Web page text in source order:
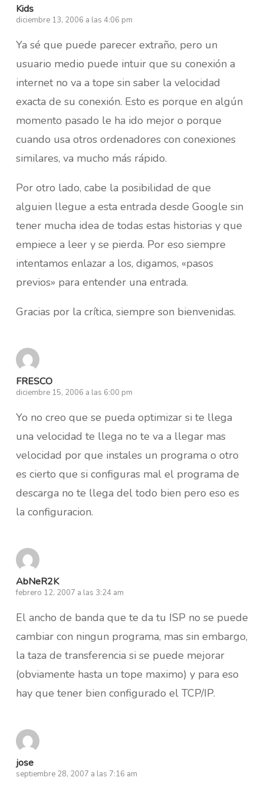
Kids
diciembre 13, 2006 a las 4:06 pm
Ya sé que puede parecer extraño, pero un
usuario medio puede intuir que su conexión a
internet no va a tope sin saber la velocidad
exacta de su conexión. Esto es porque en algún
momento pasado le ha ido mejor o porque
cuando usa otros ordenadores con conexiones
similares, va mucho más rápido.
Por otro lado, cabe la posibilidad de que
alguien llegue a esta entrada desde Google sin
tener mucha idea de todas estas historias y que
empiece a leer y se pierda. Por eso siempre
intentamos enlazar a los, digamos, «pasos
previos» para entender una entrada.
Gracias por la crítica, siempre son bienvenidas.
FRESCO
diciembre 15, 2006 a las 6:00 pm
Yo no creo que se pueda optimizar si te llega
una velocidad te llega no te va a llegar mas
velocidad por que instales un programa o otro
es cierto que si configuras mal el programa de
descarga no te llega del todo bien pero eso es
la configuracion.
AbNeR2K
febrero 12, 2007 a las 3:24 am
El ancho de banda que te da tu ISP no se puede
cambiar con ningun programa, mas sin embargo,
la taza de transferencia si se puede mejorar
(obviamente hasta un tope maximo) y para eso
hay que tener bien configurado el TCP/IP.
jose
septiembre 28, 2007 a las 7:16 am